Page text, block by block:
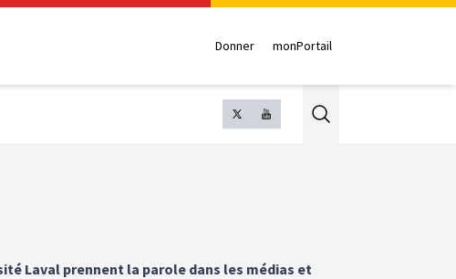
Donner monPortail
Search
Laval prennent la parole dans les médias et